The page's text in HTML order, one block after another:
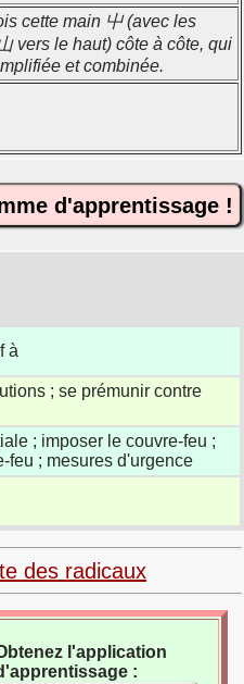
cette main 屮 (avec les
vers le haut) côte à côte, qui
et combinée.
d'apprentissage !
à
; se prémunir contre
; imposer le couvre-feu ;
feu ; mesures d'urgence
des radicaux
l'application
: